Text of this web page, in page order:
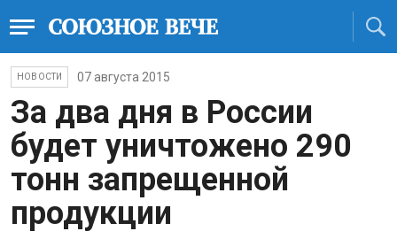
НОВОСТИ 07 августа 2015
За два дня в России
будет уничтожено 290
тонн запрещенной
продукции